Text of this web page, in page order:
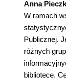
Anna
W ramach
Publicznej.
różnych
bibliotece.